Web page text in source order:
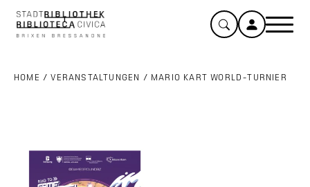
HOME /VERANSTALTUNGEN / MARIO KART WORLD-TURNIER